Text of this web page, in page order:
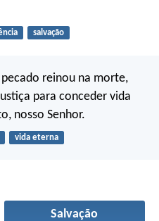
salvação
reinou na morte,
para conceder vida
nosso Senhor.
vida eterna
Salvação